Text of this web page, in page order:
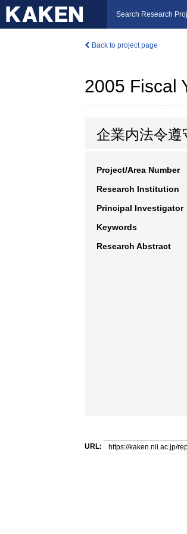
Search Research
Back to project page
2005 Fiscal
企業内法令
Project/Area Number
Research Institution
Principal Investigator
Keywords
Research Abstract
URL: